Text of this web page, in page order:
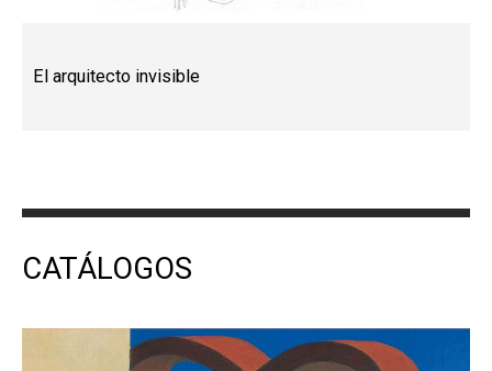
El arquitecto invisible
CATÁLOGOS